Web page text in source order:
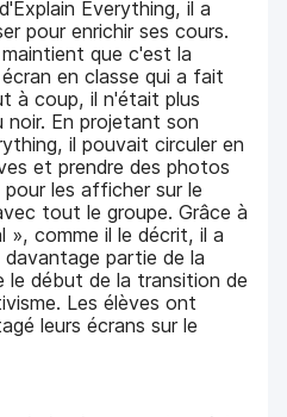
Everything, il a
pour enrichir ses cours.
que c'est la
en classe qui a fait
à coup, il n'était plus
En projetant son
il pouvait circuler en
et prendre des photos
les afficher sur le
tout le groupe. Grâce à
», comme il le décrit, il a
partie de la
le début de la transition de
Les élèves ont
leurs écrans sur le